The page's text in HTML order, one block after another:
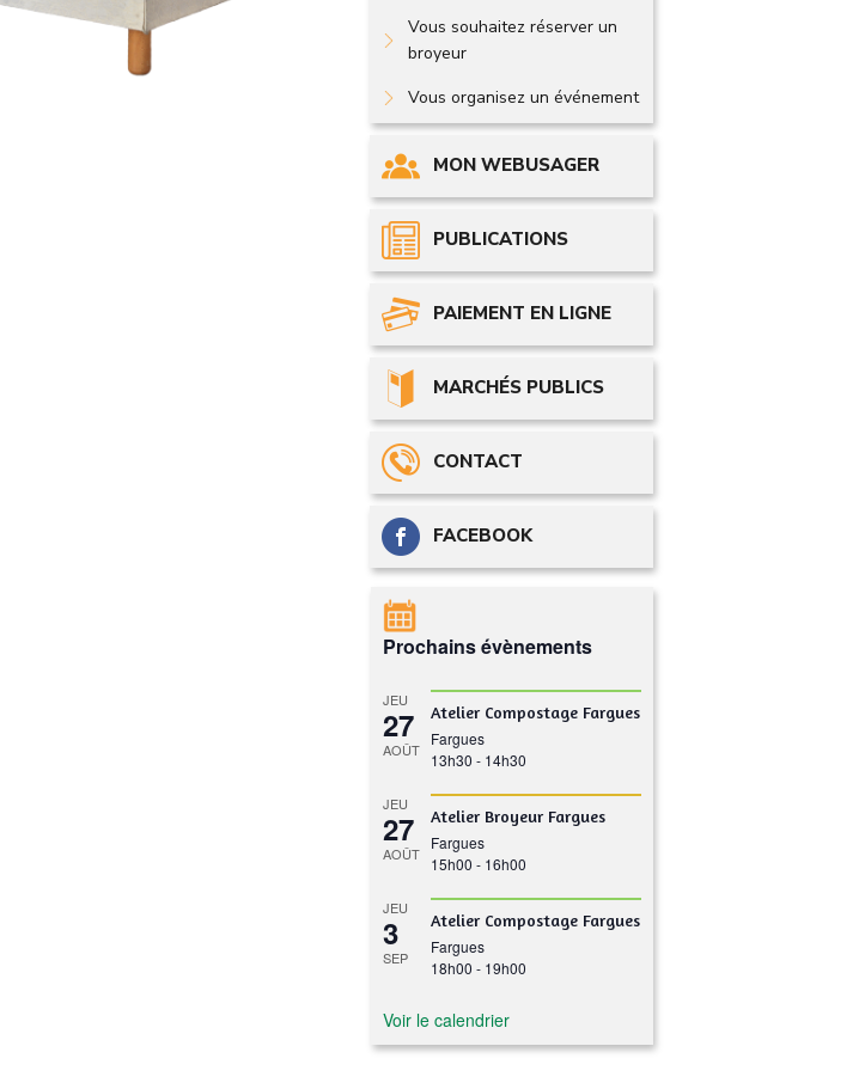
Vous souhaitez réserver un
broyeur
Vous organisez un événement
MON WEBUSAGER
PUBLICATIONS
PAIEMENT EN LIGNE
MARCHÉS PUBLICS
CONTACT
FACEBOOK
Prochains évènements
JEU
27
AOÛT
Atelier Compostage Fargues
Fargues
13h30 - 14h30
JEU
27
AOÛT
Atelier Broyeur Fargues
Fargues
15h00 - 16h00
JEU
3
SEP
Atelier Compostage Fargues
Fargues
18h00 - 19h00
Voir le calendrier